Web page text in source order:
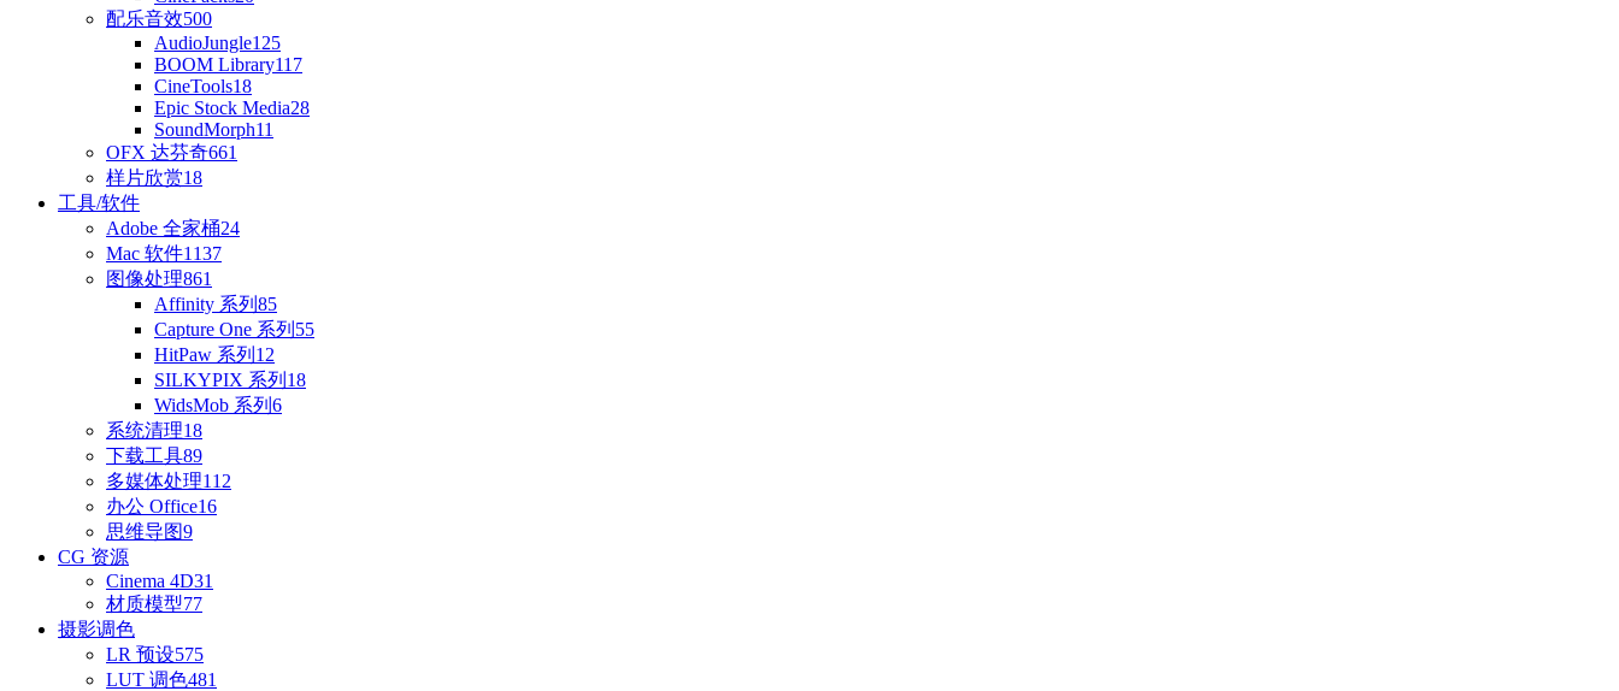
配乐音效500
AudioJungle125
BOOM Library117
CineTools18
Epic Stock Media28
SoundMorph11
OFX 达芬奇661
样片欣赏18
工具/软件
Adobe 全家桶24
Mac 软件1137
图像处理861
Affinity 系列 85
Capture One 系列 55
HitPaw 系列 12
SILKYPIX 系列 18
WidsMob 系列 6
系统清理18
下载工具89
多媒体处理112
办公 Office16
思维导图9
CG 资源
Cinema 4D31
材质模型77
摄影调色
LR 预设575
LUT 调色481